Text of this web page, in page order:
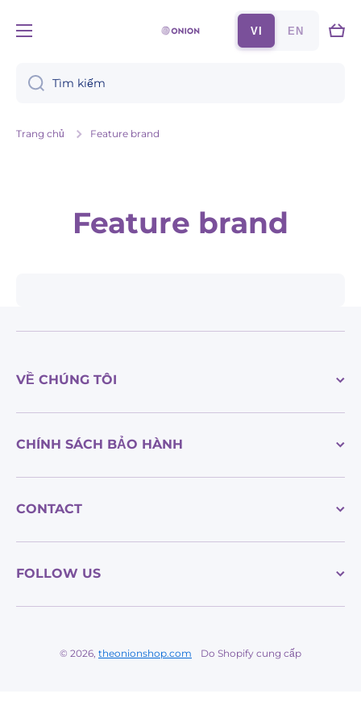
VI EN
Xe
đẩy
Tìm kiếm
Trang chủ Feature brand
Feature brand
VỀ CHÚNG TÔI
CHÍNH SÁCH BẢO HÀNH
CONTACT
FOLLOW US
© 2026, theonionshop.com Do Shopify cung cấp